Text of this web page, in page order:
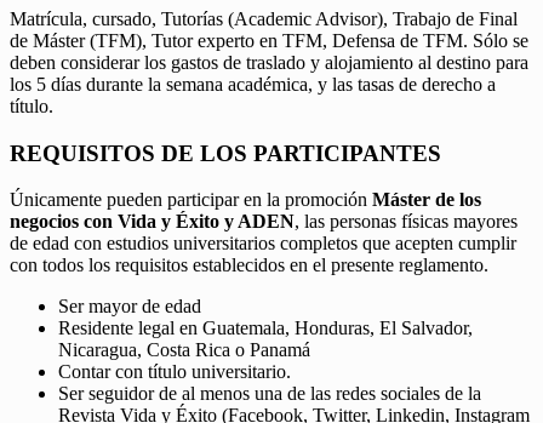
Matrícula, cursado, Tutorías (Academic Advisor), Trabajo de Final
de Máster (TFM), Tutor experto en TFM, Defensa de TFM. Sólo se
deben considerar los gastos de traslado y alojamiento al destino para
los 5 días durante la semana académica, y las tasas de derecho a
título.
REQUISITOS DE LOS PARTICIPANTES
Únicamente pueden participar en la promoción Máster de los
negocios con Vida y Éxito y ADEN, las personas físicas mayores
de edad con estudios universitarios completos que acepten cumplir
con todos los requisitos establecidos en el presente reglamento.
Ser mayor de edad
Residente legal en Guatemala, Honduras, El Salvador,
Nicaragua, Costa Rica o Panamá
Contar con título universitario.
Ser seguidor de al menos una de las redes sociales de la
Revista Vida y Éxito (Facebook, Twitter, Linkedin, Instagram